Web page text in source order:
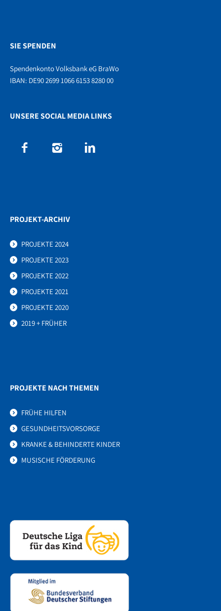
SIE SPENDEN
Spendenkonto Volksbank eG BraWo
IBAN: DE90 2699 1066 6153 8280 00
UNSERE SOCIAL MEDIA LINKS
PROJEKT-ARCHIV
PROJEKTE 2024
PROJEKTE 2023
PROJEKTE 2022
PROJEKTE 2021
PROJEKTE 2020
2019 + FRÜHER
PROJEKTE NACH THEMEN
FRÜHE HILFEN
GESUNDHEITSVORSORGE
KRANKE & BEHINDERTE KINDER
MUSISCHE FÖRDERUNG